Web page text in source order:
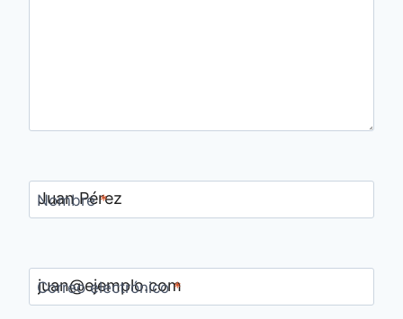
Nombre*
Correo electrónico*